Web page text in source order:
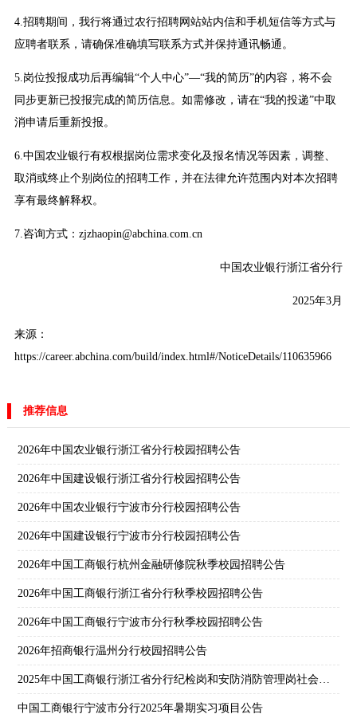
4.招聘期间，我行将通过农行招聘网站站内信和手机短信等方式与
应聘者联系，请确保准确填写联系方式并保持通讯畅通。
5.岗位投报成功后再编辑“个人中心”—“我的简历”的内容，将不会
同步更新已投报完成的简历信息。如需修改，请在“我的投递”中取
消申请后重新投报。
6.中国农业银行有权根据岗位需求变化及报名情况等因素，调整、
取消或终止个别岗位的招聘工作，并在法律允许范围内对本次招聘
享有最终解释权。
7.咨询方式：zjzhaopin@abchina.com.cn
中国农业银行浙江省分行
2025年3月
来源：
https://career.abchina.com/build/index.html#/NoticeDetails/110635966
推荐信息
2026年中国农业银行浙江省分行校园招聘公告
2026年中国建设银行浙江省分行校园招聘公告
2026年中国农业银行宁波市分行校园招聘公告
2026年中国建设银行宁波市分行校园招聘公告
2026年中国工商银行杭州金融研修院秋季校园招聘公告
2026年中国工商银行浙江省分行秋季校园招聘公告
2026年中国工商银行宁波市分行秋季校园招聘公告
2026年招商银行温州分行校园招聘公告
2025年中国工商银行浙江省分行纪检岗和安防消防管理岗社会招聘公告
中国工商银行宁波市分行2025年暑期实习项目公告